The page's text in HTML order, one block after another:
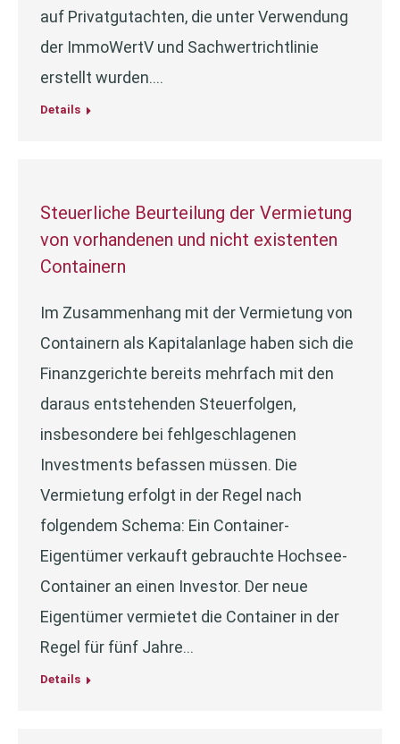
auf Privatgutachten, die unter Verwendung
der ImmoWertV und Sachwertrichtlinie
erstellt wurden.…
Details
Steuerliche Beurteilung der Vermietung
von vorhandenen und nicht existenten
Containern
Im Zusammenhang mit der Vermietung von
Containern als Kapitalanlage haben sich die
Finanzgerichte bereits mehrfach mit den
daraus entstehenden Steuerfolgen,
insbesondere bei fehlgeschlagenen
Investments befassen müssen. Die
Vermietung erfolgt in der Regel nach
folgendem Schema: Ein Container-
Eigentümer verkauft gebrauchte Hochsee-
Container an einen Investor. Der neue
Eigentümer vermietet die Container in der
Regel für fünf Jahre…
Details